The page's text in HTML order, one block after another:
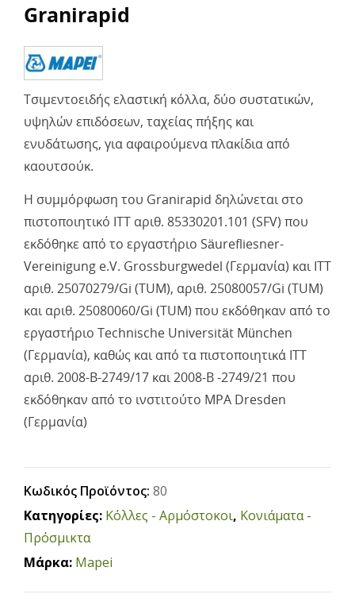
Granirapid
Τσιμεντοειδής ελαστική κόλλα, δύο συστατικών,
υψηλών επιδόσεων, ταχείας πήξης και
ενυδάτωσης, για αφαιρούμενα πλακίδια από
καουτσούκ.
Η συμμόρφωση του Granirapid δηλώνεται στο
πιστοποιητικό ITT αριθ. 85330201.101 (SFV) που
εκδόθηκε από το εργαστήριο Säurefliesner-
Vereinigung e.V. Grossburgwedel (Γερμανία) και ITT
αριθ. 25070279/Gi (TUM), αριθ. 25080057/Gi (TUM)
και αριθ. 25080060/Gi (TUM) που εκδόθηκαν από το
εργαστήριο Technische Universität München
(Γερμανία), καθώς και από τα πιστοποιητικά ITT
αριθ. 2008-B-2749/17 και 2008-B -2749/21 που
εκδόθηκαν από το ινστιτούτο MPA Dresden
(Γερμανία)
Κωδικός Προϊόντος: 80
Κατηγορίες: Κόλλες - Αρμόστοκοι, Κονιάματα -
Πρόσμικτα
Μάρκα: Mapei